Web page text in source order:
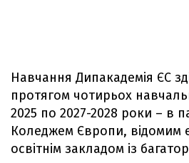
Навчання Дипакадемія ЄС
протягом чотирьох
2025 по 2027-2028 роки – в
Коледжем Європи, відомим
освітнім закладом із